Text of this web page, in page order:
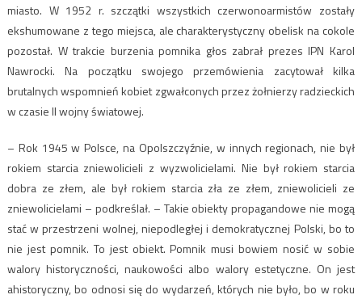
miasto. W 1952 r. szczątki wszystkich czerwonoarmistów zostały
ekshumowane z tego miejsca, ale charakterystyczny obelisk na cokole
pozostał. W trakcie burzenia pomnika głos zabrał prezes IPN Karol
Nawrocki. Na początku swojego przemówienia zacytował kilka
brutalnych wspomnień kobiet zgwałconych przez żołnierzy radzieckich
w czasie II wojny światowej.
– Rok 1945 w Polsce, na Opolszczyźnie, w innych regionach, nie był
rokiem starcia zniewolicieli z wyzwolicielami. Nie był rokiem starcia
dobra ze złem, ale był rokiem starcia zła ze złem, zniewolicieli ze
zniewolicielami – podkreślał. – Takie obiekty propagandowe nie mogą
stać w przestrzeni wolnej, niepodległej i demokratycznej Polski, bo to
nie jest pomnik. To jest obiekt. Pomnik musi bowiem nosić w sobie
walory historyczności, naukowości albo walory estetyczne. On jest
ahistoryczny, bo odnosi się do wydarzeń, których nie było, bo w roku